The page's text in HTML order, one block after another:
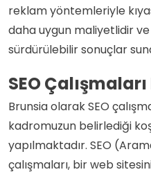
reklam yöntemleriyle
daha uygun maliyetlidir
sürdürülebilir sonuçlar
SEO Çalışmaları
Brunsia olarak SEO
kadromuzun belirlediği
yapılmaktadır. SEO
çalışmaları, bir web